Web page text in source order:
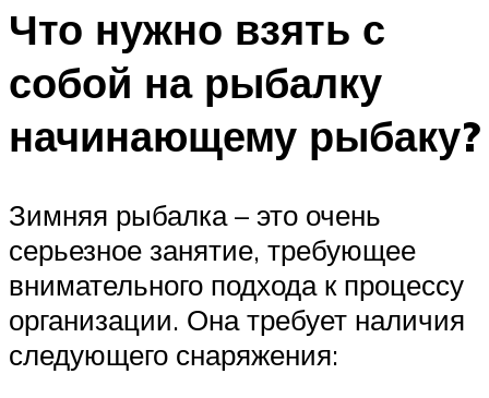
Что нужно взять с
собой на рыбалку
начинающему рыбаку?
Зимняя рыбалка – это очень
серьезное занятие, требующее
внимательного подхода к процессу
организации. Она требует наличия
следующего снаряжения: